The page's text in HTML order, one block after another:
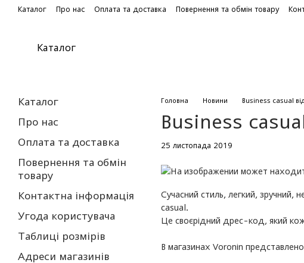
Перейти до основного контенту
Каталог Про нас Оплата та доставка Повернення та обмін товару
Каталог
Головна Новини Business casual
Business
25 листопада 2019
Сучасний стиль, легкий, зручний,
casual.
Це своєрідний дрес-код, який
В магазинах Voronin
Каталог
Про нас
Оплата та доставка
Повернення та обмін
товару
Контактна інформація
Угода користувача
Таблиці розмірів
Адреси магазинів